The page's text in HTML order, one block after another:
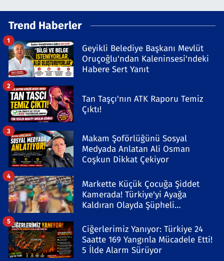
Trend Haberler
Geyikli Belediye Başkanı Mevlüt
Oruçoğlu'ndan Kaleninsesi'ndeki
Habere Sert Yanıt
1
Tan Taşçı'nın ATK Raporu Temiz
Çıktı!
2
Makam Şoförlüğünü Sosyal
Medyada Anlatan Ali Osman
Coşkun Dikkat Çekiyor
3
Markette Küçük Çocuğa Şiddet
Kamerada! Türkiye'yi Ayağa
Kaldıran Olayda Şüpheli
4
Ciğerlerimiz Yanıyor: Türkiye 24
Saatte 169 Yangınla Mücadele Etti!
5 İlde Alarm Sürüyor
5